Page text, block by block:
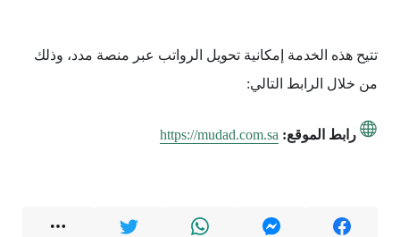
تتيح هذه الخدمة إمكانية تحويل الرواتب عبر منصة مدد، وذلك
من خلال الرابط التالي:
رابط الموقع: https://mudad.com.sa